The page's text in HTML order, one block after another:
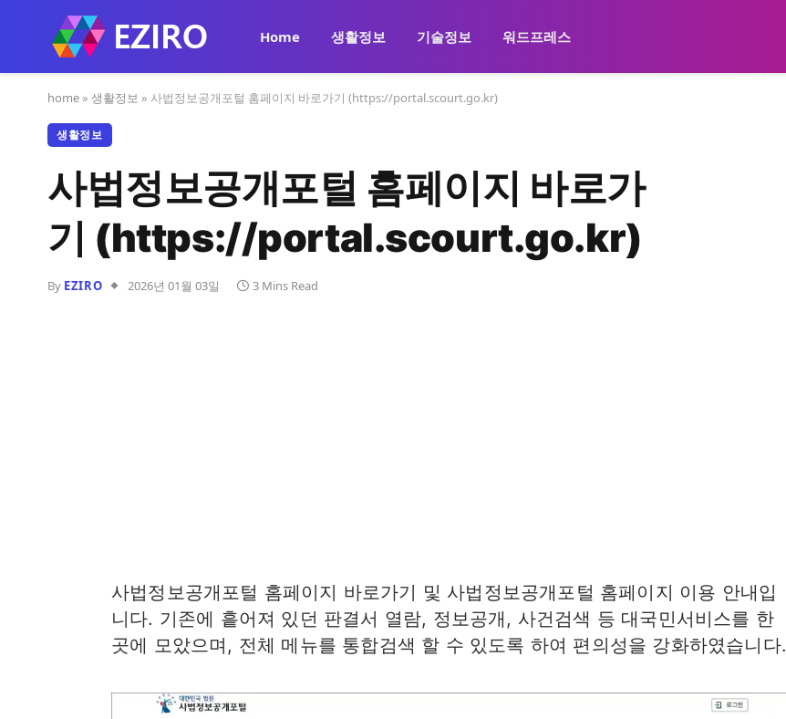
Home 생활정보 기술정보 워드프레스
home » 생활정보 » 사법정보공개포털 홈페이지 바로가기 (https://portal.scourt.go.kr)
생활정보
사법정보공개포털 홈페이지 바로가
기 (https://portal.scourt.go.kr)
By EZIRO 2026년 01월 03일 3 Mins Read
사법정보공개포털 홈페이지 바로가기 및 사법정보공개포털 홈페이지 이용 안내입
니다. 기존에 흩어져 있던 판결서 열람, 정보공개, 사건검색 등 대국민서비스를 한
곳에 모았으며, 전체 메뉴를 통합검색 할 수 있도록 하여 편의성을 강화하였습니다.